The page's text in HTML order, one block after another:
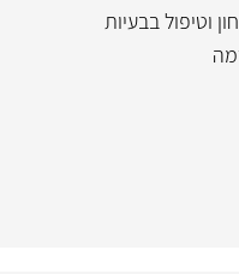
וטיפול בבעיות